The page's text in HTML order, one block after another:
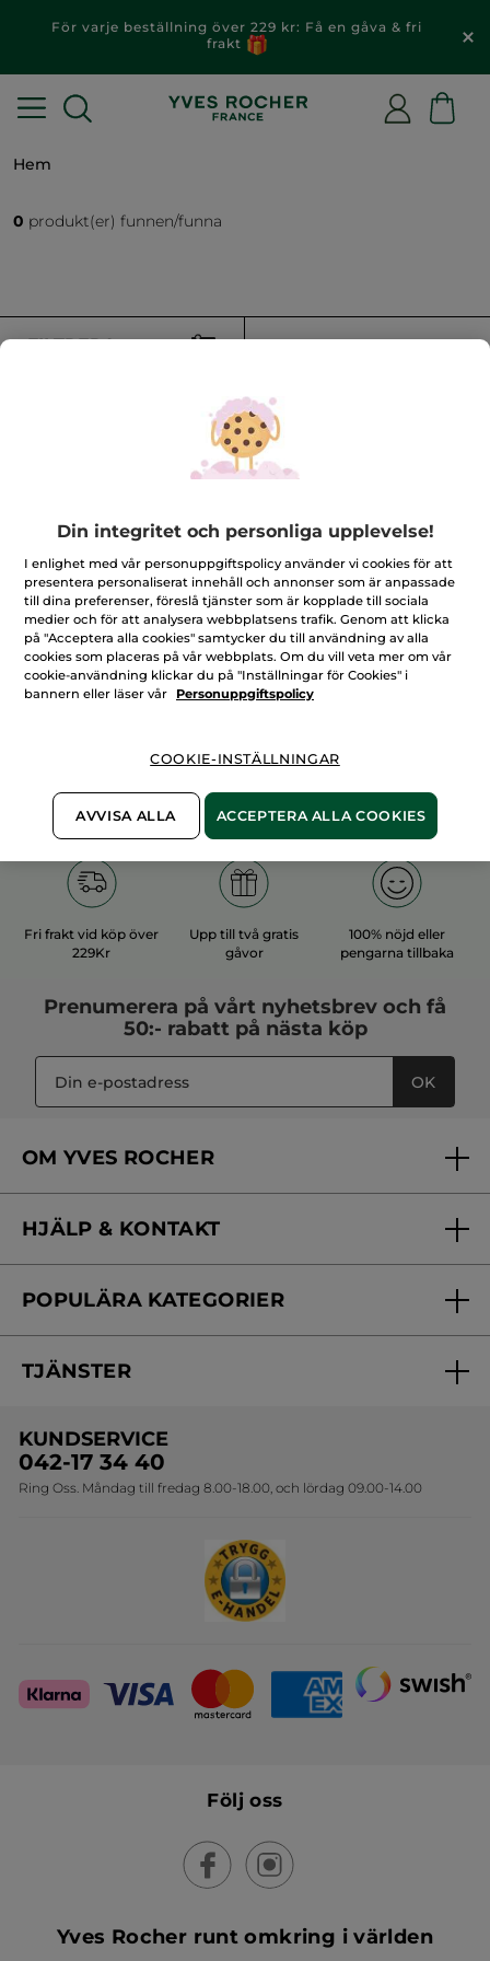
För varje beställning över 229 kr: Få en gåva & fri
frakt
Hem
0 produkt(er) funnen/funna
FILTRERA SORTERA EFTER
100%vegetabiliska
ingredienser
60 hektar
ekologiska odlingar
Fri frakt vid köp över
229Kr
Upp till två gratis
gåvor
100% nöjd eller
pengarna tillbaka
Prenumerera på vårt nyhetsbrev och få
50:- rabatt på nästa köp
OK
OM YVES ROCHER
Vårt engagemang
Skönhetstips
HJÄLP & KONTAKT
Kontakta oss
Online prislista
POPULÄRA KATEGORIER
Erbjudanden
Travelsize
Sets
TJÄNSTER
Onlineprislista för postorder
KUNDSERVICE
042-17 34 40
Ring Oss. Måndag till fredag 8.00-18.00, och lördag 09.00-14.00
Följ oss
Yves Rocher runt omkring i världen
Din integritet och personliga upplevelse!
I enlighet med vår personuppgiftspolicy använder vi cookies för att
presentera personaliserat innehåll och annonser som är anpassade
till dina preferenser, föreslå tjänster som är kopplade till sociala
medier och för att analysera webbplatsens trafik. Genom att klicka
på "Acceptera alla cookies" samtycker du till användning av alla
cookies som placeras på vår webbplats. Om du vill veta mer om vår
cookie-användning klickar du på "Inställningar för Cookies" i
bannern eller läser vår
Personuppgiftspolicy
COOKIE-INSTÄLLNINGAR
AVVISA ALLA ACCEPTERA ALLA COOKIES